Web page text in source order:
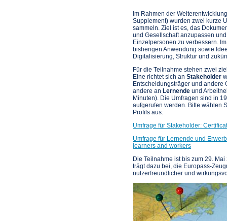
Im Rahmen der
Supplement) wurden zwei kurze
sammeln. Ziel ist es, das
und Gesellschaft anzupassen
Einzelpersonen zu verbessern.
bisherigen Anwendung sowie
Digitalisierung, Struktur und
Für die Teilnahme stehen zwei
Eine richtet sich an Stakeholder
Entscheidungsträger und andere
andere an Lernende und
Minuten). Die Umfragen sind in
aufgerufen werden. Bitte wählen
Profils aus:
Umfrage für Stakeholder:
Umfrage für Lernende und
learners and workers
Die Teilnahme ist bis zum 29.
trägt dazu bei, die Europass-
nutzerfreundlicher und